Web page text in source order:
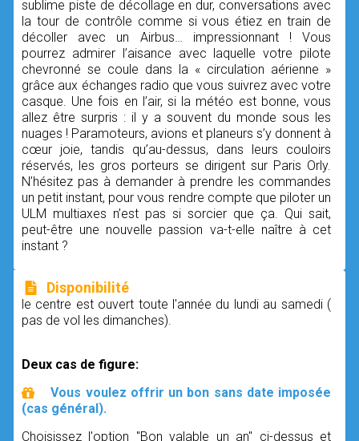
sublime piste de décollage en dur, conversations avec
la tour de contrôle comme si vous étiez en train de
décoller avec un Airbus… impressionnant ! Vous
pourrez admirer l’aisance avec laquelle votre pilote
chevronné se coule dans la « circulation aérienne »
grâce aux échanges radio que vous suivrez avec votre
casque. Une fois en l’air, si la météo est bonne, vous
allez être surpris : il y a souvent du monde sous les
nuages ! Paramoteurs, avions et planeurs s’y donnent à
cœur joie, tandis qu’au-dessus, dans leurs couloirs
réservés, les gros porteurs se dirigent sur Paris Orly.
N’hésitez pas à demander à prendre les commandes
un petit instant, pour vous rendre compte que piloter un
ULM multiaxes n’est pas si sorcier que ça. Qui sait,
peut-être une nouvelle passion va-t-elle naître à cet
instant ?
Disponibilité
le centre est ouvert toute l'année du lundi au samedi (
pas de vol les dimanches).
Deux cas de figure:
Vous voulez offrir un bon sans date imposée
(cas général).
Choisissez l'option "Bon valable un an" ci-dessus et